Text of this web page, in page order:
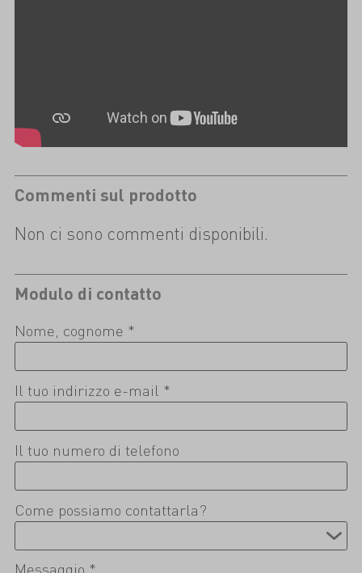
Commenti sul prodotto
Non ci sono commenti disponibili.
Modulo di contatto
Nome, cognome *
Il tuo indirizzo e-mail *
Il tuo numero di telefono
Come possiamo contattarla?
Messaggio *